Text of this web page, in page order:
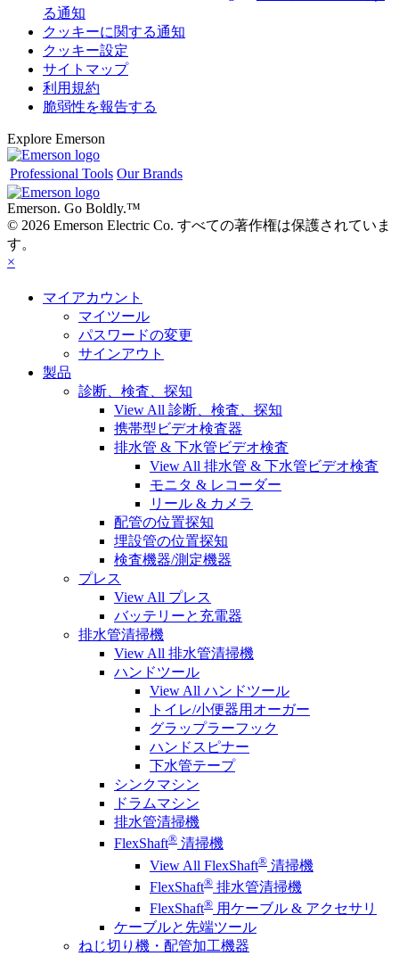
る通知
クッキーに関する通知
クッキー設定
サイトマップ
利用規約
脆弱性を報告する
Explore Emerson
Professional Tools Our Brands
Emerson. Go Boldly.™
© 2026 Emerson Electric Co. すべての著作権は保護されていま
す。
×
マイアカウント
マイツール
パスワードの変更
サインアウト
製品
診断、検査、探知
View All 診断、検査、探知
携帯型ビデオ検査器
排水管 & 下水管ビデオ検査
View All 排水管 & 下水管ビデオ検査
モニタ & レコーダー
リール & カメラ
配管の位置探知
埋設管の位置探知
検査機器/測定機器
プレス
View All プレス
バッテリーと充電器
排水管清掃機
View All 排水管清掃機
ハンドツール
View All ハンドツール
トイレ/小便器用オーガー
グラップラーフック
ハンドスピナー
下水管テープ
シンクマシン
ドラムマシン
排水管清掃機
FlexShaft® 清掃機
View All FlexShaft® 清掃機
FlexShaft® 排水管清掃機
FlexShaft® 用ケーブル & アクセサリ
ケーブルと先端ツール
ねじ切り機・配管加工機器